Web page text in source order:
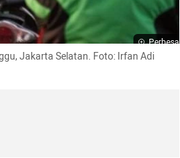
Perbesar
Jakarta Selatan. Foto: Irfan Adi